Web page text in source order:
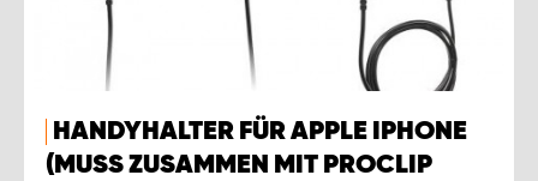
HANDYHALTER FÜR APPLE IPHONE
(MUSS ZUSAMMEN MIT PROCLIP